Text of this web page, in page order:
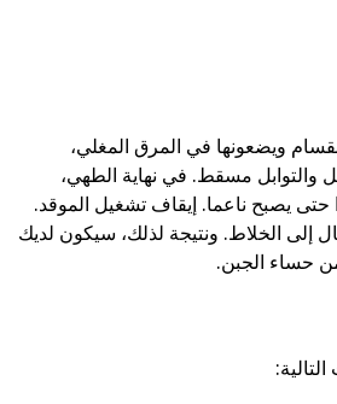
ويضعونها في المرق المغلي،
والتوابل مسقط. في نهاية الطهي،
يصبح ناعما. إيقاف تشغيل الموقد.
إلى الخلاط. ونتيجة لذلك، سيكون لديك
حساء الجبن.